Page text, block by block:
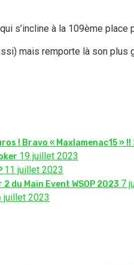
s’incline à la 109ème
mais remporte là son plus
! Bravo « Maxlamenac15 » !!
19 juillet 2023
11 juillet 2023
du Main Event WSOP 2023 7
juillet 2023